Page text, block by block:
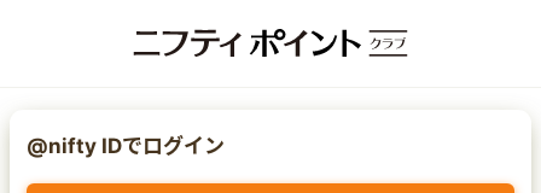
@nifty IDでログイン